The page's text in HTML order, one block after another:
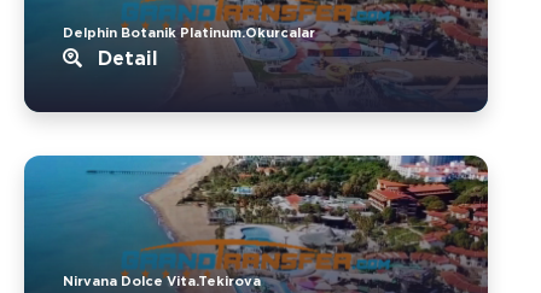
Delphin Botanik Platinum.Okurcalar
Detail
Nirvana Dolce Vita.Tekirova